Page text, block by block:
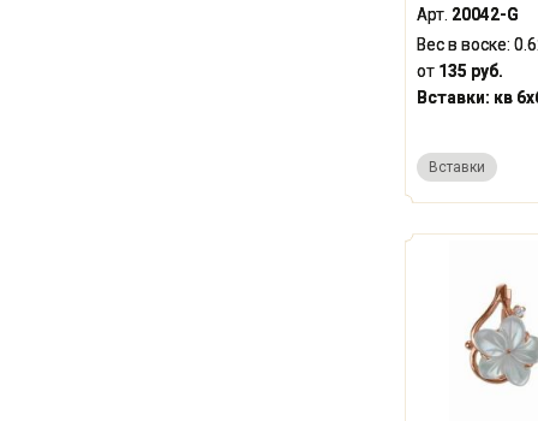
Арт. 20042-G
Вес в воске:
от 135 руб.
Вставки: кв
Вставки